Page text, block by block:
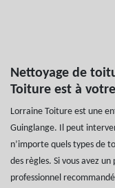
Nettoyage de
Toiture est à
Lorraine Toiture est une
Guinglange. Il peut
n’importe quels types de
des règles. Si vous avez
professionnel